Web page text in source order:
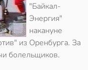
"Байкал-
Энергия"
накануне
из Оренбурга. За
болельщиков.